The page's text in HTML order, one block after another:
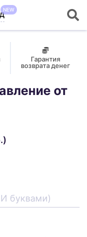
NEW
Гарантия
возврата денег
от